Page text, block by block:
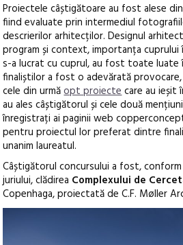
Proiectele câștigătoare au fost alese
fiind evaluate prin intermediul
descrierilor arhitecților. Designul
program și context, importanța
s-a lucrat cu cuprul, au fost toate luate
finaliștilor a fost o adevărată
cele din urmăopt proiectecare au ieșit
au ales câștigătorul și cele două
înregistrați ai paginii web
pentru proiectul lor preferat dintre
unanim laureatul.
Câștigătorul concursului a fost, conform
juriului, clădirea Complexului de
Copenhaga, proiectată de C.F. Møller